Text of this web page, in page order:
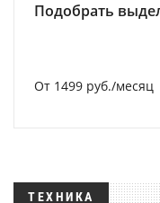
Подобрать
От 1499 руб./месяц
ТЕХНИКА